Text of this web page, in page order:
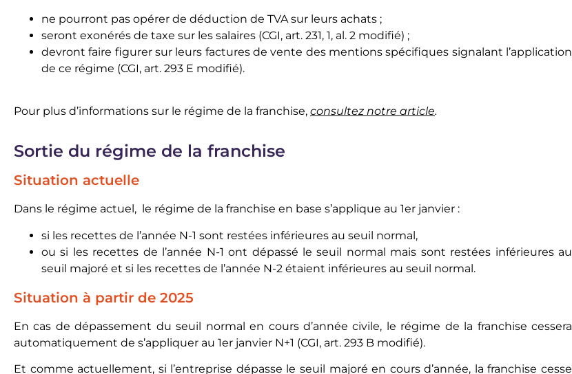
ne pourront pas opérer de déduction de TVA sur leurs achats ;
seront exonérés de taxe sur les salaires (CGI, art. 231, 1, al. 2 modifié) ;
devront faire figurer sur leurs factures de vente des mentions spécifiques signalant l’application
de ce régime (CGI, art. 293 E modifié).
Pour plus d’informations sur le régime de la franchise, consultez notre article.
Sortie du régime de la franchise
Situation actuelle
Dans le régime actuel, le régime de la franchise en base s’applique au 1er janvier :
si les recettes de l’année N-1 sont restées inférieures au seuil normal,
ou si les recettes de l’année N-1 ont dépassé le seuil normal mais sont restées inférieures au
seuil majoré et si les recettes de l’année N-2 étaient inférieures au seuil normal.
Situation à partir de 2025
En cas de dépassement du seuil normal en cours d’année civile, le régime de la franchise cessera
automatiquement de s’appliquer au 1er janvier N+1 (CGI, art. 293 B modifié).
Et comme actuellement, si l’entreprise dépasse le seuil majoré en cours d’année, la franchise cesse